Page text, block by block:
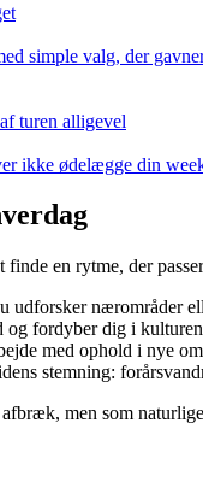
simple valg, der
turen alligevel
ikke ødelægge din
en rytme, der
udforsker nærområder
fordyber dig i
med ophold i nye
stemning:
men som